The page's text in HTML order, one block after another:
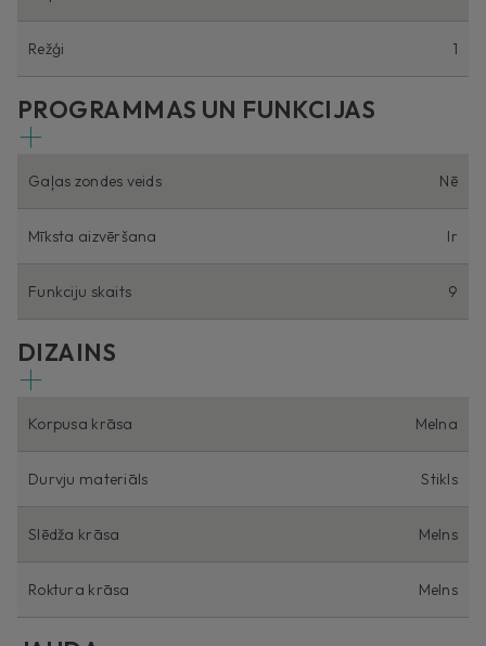
Režģi 1
PROGRAMMAS UN FUNKCIJAS
Gaļas zondes veids Nē
Mīksta aizvēršana Ir
Funkciju skaits 9
DIZAINS
Korpusa krāsa Melna
Durvju materiāls Stikls
Slēdža krāsa Melns
Roktura krāsa Melns